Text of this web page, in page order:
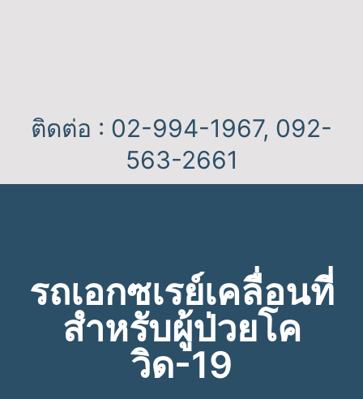
ติดต่อ : 02-994-1967, 092-
563-2661
รถเอกซเรย์เคลื่อนที่
สำหรับผู้ป่วยโค
วิด-19